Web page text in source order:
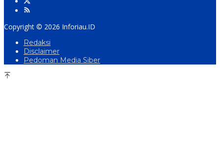
Copyright © 2026 Inforiau.ID
Redaksi
Disclaimer
Pedoman Media Siber